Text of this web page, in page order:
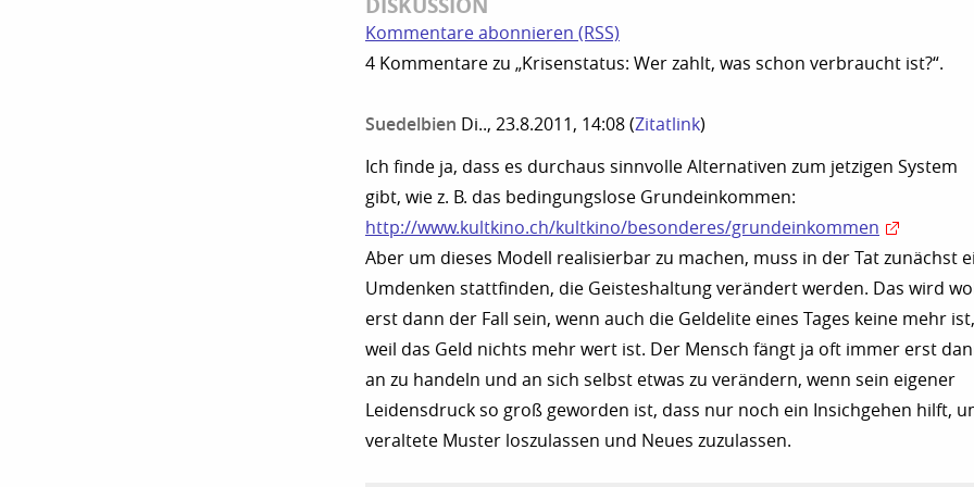
DISKUSSION
Kommentare abonnieren (RSS)
4 Kommentare zu „Krisenstatus: Wer zahlt, was schon verbraucht ist?“.
Suedelbien Di.., 23.8.2011, 14:08 (Zitatlink)
Ich finde ja, dass es durchaus sinnvolle Alternativen zum jetzigen System
gibt, wie z. B. das bedingungslose Grundeinkommen:
http://www.kultkino.ch/kultkino/besonderes/grundeinkommen
Aber um dieses Modell realisierbar zu machen, muss in der Tat zunächst
Umdenken stattfinden, die Geisteshaltung verändert werden. Das wird
erst dann der Fall sein, wenn auch die Geldelite eines Tages keine mehr ist,
weil das Geld nichts mehr wert ist. Der Mensch fängt ja oft immer erst
an zu handeln und an sich selbst etwas zu verändern, wenn sein eigener
Leidensdruck so groß geworden ist, dass nur noch ein Insichgehen hilft,
veraltete Muster loszulassen und Neues zuzulassen.